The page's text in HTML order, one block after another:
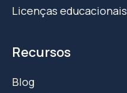
Licenças educacionais
Recursos
Blog